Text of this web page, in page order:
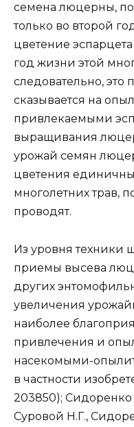
семена люцерны,
только во второй
цветение
год жизни этой
следовательно,
сказывается на
привлекаемыми
выращивания
урожай семян
цветения
многолетних трав,
проводят.
Из уровня техники
приемы высева
других
увеличения
наиболее
привлечения и
насекомыми-
в частности
203850); Сидоренко
Суровой Н.Г.,